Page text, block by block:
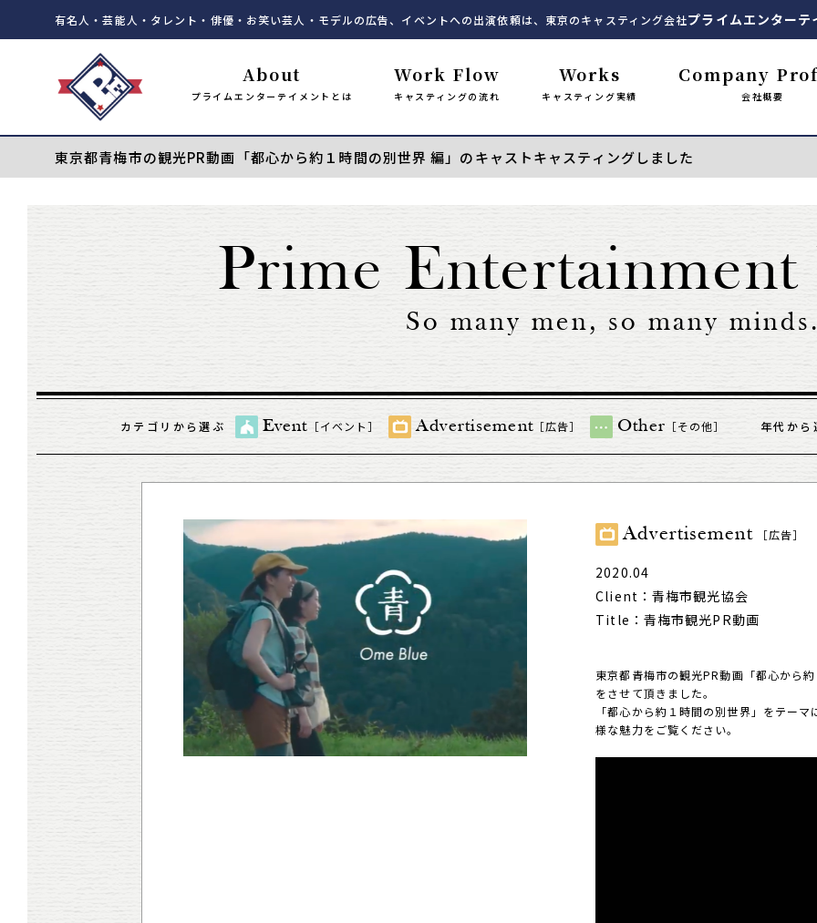
有名人・芸能人・タレント・俳優・お笑い芸人・モデルの広告、イベントへの出演依頼は、東京のキャスティング会社プライムエンターテ
About
プライムエンターテイメントとは
Work Flow
キャスティングの流れ
Works
キャスティング実績
Company
会社概要
東京都青梅市の観光PR動画「都心から約１時間の別世界 編」のキャストキャスティングしました
Prime Entertainment
So many men, so many minds.
カテゴリから選ぶ Event ［イベント］ Advertisement［広告］ Other ［その他］ 年代から
Advertisement ［広告］
2020.04
Client：青梅市観光協会
Title：青梅市観光PR動画
東京都青梅市の観光PR動画「都心から
をさせて頂きました。
「都心から約１時間の別世界」をテー
様な魅力をご覧ください。